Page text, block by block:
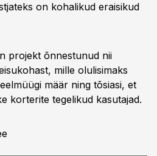
on kohalikud eraisikud
projekt õnnestunud nii
mille olulisimaks
määr ning tõsiasi, et
korterite tegelikud kasutajad.